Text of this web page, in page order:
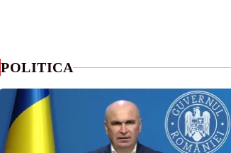
POLITICA